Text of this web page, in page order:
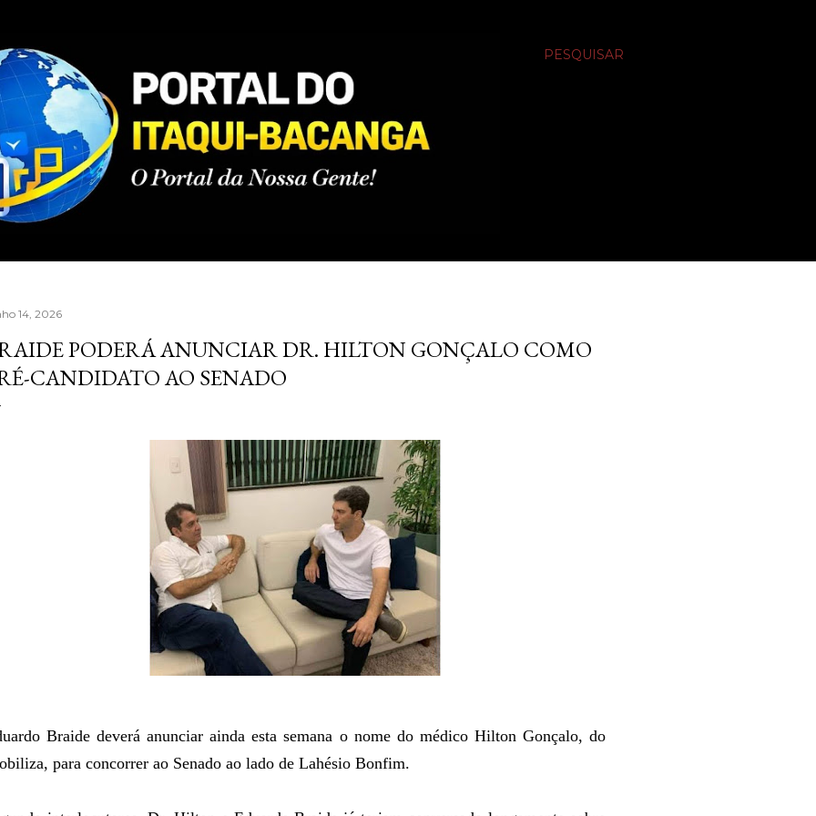
PESQUISAR
14, 2026
PODERÁ ANUNCIAR DR. HILTON GONÇALO COMO
CANDIDATO AO SENADO
Braide deverá anunciar ainda esta semana o nome do médico Hilton Gonçalo, do
para concorrer ao Senado ao lado de Lahésio Bonfim.